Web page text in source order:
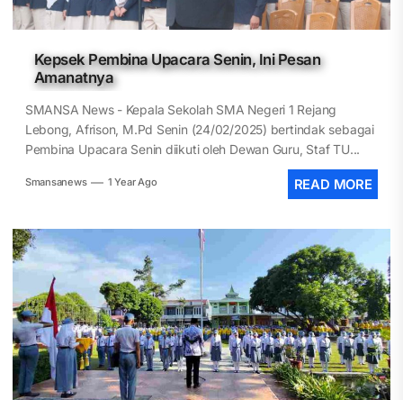
Kepsek Pembina Upacara Senin, Ini Pesan
Amanatnya
SMANSA News - Kepala Sekolah SMA Negeri 1 Rejang
Lebong, Afrison, M.Pd Senin (24/02/2025) bertindak sebagai
Pembina Upacara Senin diikuti oleh Dewan Guru, Staf TU...
Smansanews 1 Year Ago READ MORE